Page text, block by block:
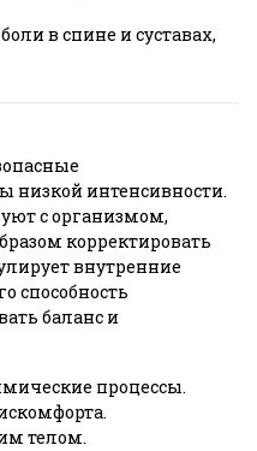
в спине и суставах,
интенсивности.
с организмом,
корректировать
внутренние
способность
баланс и
процессы.
телом.